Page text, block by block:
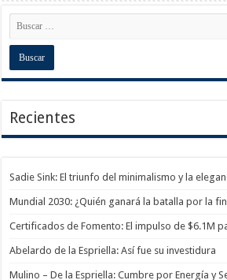
Recientes
Sadie Sink: El triunfo del minimalismo y la
Mundial 2030: ¿Quién ganará la batalla por la
Certificados de Fomento: El impulso de $6.1M
Abelardo de la Espriella: Así fue su investidura
Mulino – De la Espriella: Cumbre por Energía y